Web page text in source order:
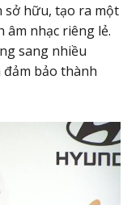
sở hữu, tạo ra một
âm nhạc riêng lẻ.
sang nhiều
bảo thành